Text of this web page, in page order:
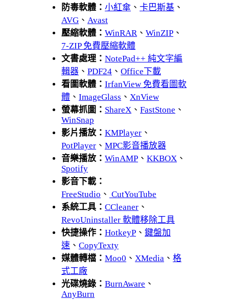
防毒軟體： 小紅傘 、 卡巴斯基 、
AVG 、 Avast
壓縮軟體： WinRAR 、 WinZIP 、
7-ZIP 免費壓縮軟體
文書處理： NotePad++ 純文字編
輯器 、 PDF24 、 Office下載
看圖軟體： IrfanView 免費看圖軟
體 、 ImageGlass 、 XnView
螢幕抓圖： ShareX 、 FastStone 、
WinSnap
影片播放： KMPlayer 、
PotPlayer 、 MPC影音播放器
音樂播放： WinAMP 、 KKBOX 、
Spotify
影音下載：
FreeStudio 、 CutYouTube
系統工具： CCleaner 、
RevoUninstaller 軟體移除工具
快捷操作： HotkeyP 、 鍵盤加
速 、 CopyTexty
媒體轉檔： Moo0 、 XMedia 、 格
式工廠
光碟燒錄： BurnAware 、
AnyBurn